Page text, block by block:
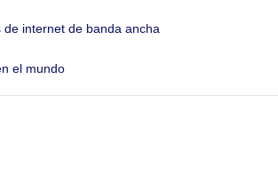
internet de banda ancha
el mundo